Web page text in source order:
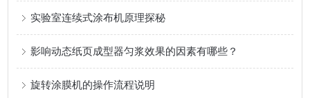
实验室连续式涂布机原理探秘
影响动态纸页成型器匀浆效果的因素有哪些？
旋转涂膜机的操作流程说明